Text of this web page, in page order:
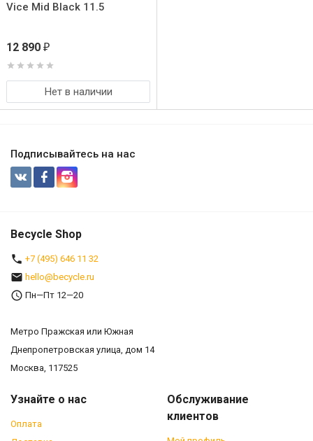
Vice Mid Black 11.5
12 890 ₽
Нет в наличии
Подписывайтесь на нас
Becycle Shop
+7 (495) 646 11 32
hello@becycle.ru
Пн—Пт 12—20
Метро Пражская или Южная
Днепропетровская улица, дом 14
Москва, 117525
Узнайте о нас
Оплата
Обслуживание
клиентов